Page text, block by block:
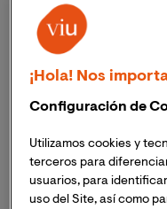
Universidades, contó
de Investigación y
en The Core School
A los expertos se
del mundo
¡Hola! Nos
Configuración de
Utilizamos cookies y
terceros para
usuarios, para
uso del Site, así como